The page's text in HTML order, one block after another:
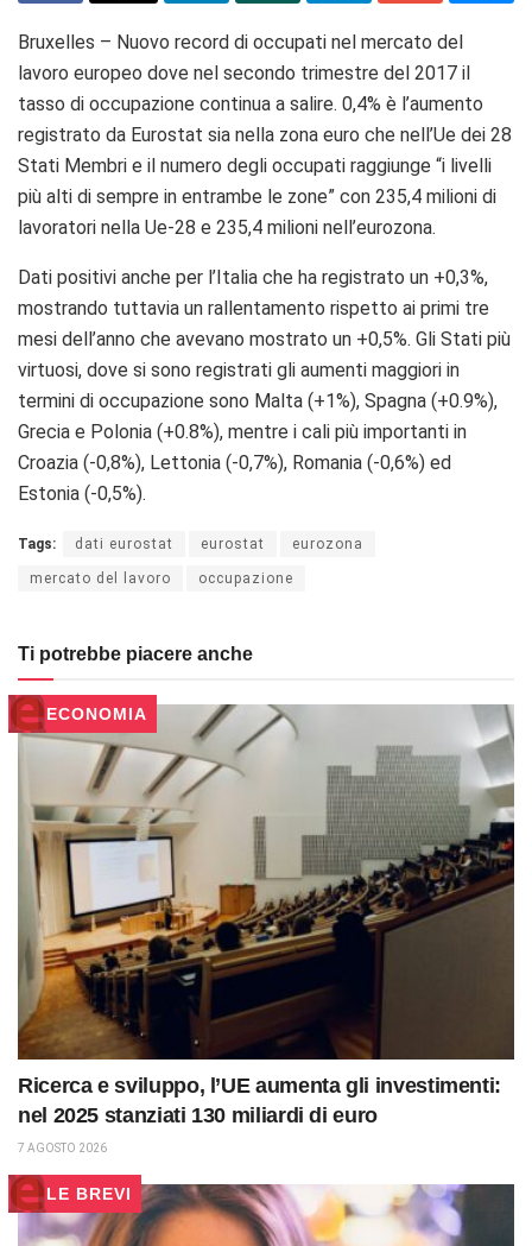
Bruxelles – Nuovo record di occupati nel mercato del
lavoro europeo dove nel secondo trimestre del 2017 il
tasso di occupazione continua a salire. 0,4% è l’aumento
registrato da Eurostat sia nella zona euro che nell’Ue dei 28
Stati Membri e il numero degli occupati raggiunge “i livelli
più alti di sempre in entrambe le zone” con 235,4 milioni di
lavoratori nella Ue-28 e 235,4 milioni nell’eurozona.
Dati positivi anche per l’Italia che ha registrato un +0,3%,
mostrando tuttavia un rallentamento rispetto ai primi tre
mesi dell’anno che avevano mostrato un +0,5%. Gli Stati più
virtuosi, dove si sono registrati gli aumenti maggiori in
termini di occupazione sono Malta (+1%), Spagna (+0.9%),
Grecia e Polonia (+0.8%), mentre i cali più importanti in
Croazia (-0,8%), Lettonia (-0,7%), Romania (-0,6%) ed
Estonia (-0,5%).
Tags: dati eurostat eurostat eurozona
mercato del lavoro occupazione
Ti potrebbe piacere anche
ECONOMIA
Ricerca e sviluppo, l’UE aumenta gli investimenti:
nel 2025 stanziati 130 miliardi di euro
7 AGOSTO 2026
LE BREVI